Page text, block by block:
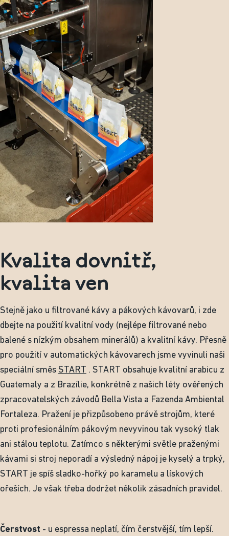
Kvalita dovnitř,
kvalita ven
Stejně jako u filtrované kávy a pákových kávovarů, i zde
dbejte na použití kvalitní vody (nejlépe filtrované nebo
balené s nízkým obsahem minerálů) a kvalitní kávy. Přesně
pro použití v automatických kávovarech jsme vyvinuli naši
speciální směs START . START obsahuje kvalitní arabicu z
Guatemaly a z Brazílie, konkrétně z našich léty ověřených
zpracovatelských závodů Bella Vista a Fazenda Ambiental
Fortaleza. Pražení je přizpůsobeno právě strojům, které
proti profesionálním pákovým nevyvinou tak vysoký tlak
ani stálou teplotu. Zatímco s některými světle praženými
kávami si stroj neporadí a výsledný nápoj je kyselý a trpký,
START je spíš sladko-hořký po karamelu a lískových
ořeších. Je však třeba dodržet několik zásadních pravidel.
Čerstvost - u espressa neplatí, čím čerstvější, tím lepší.